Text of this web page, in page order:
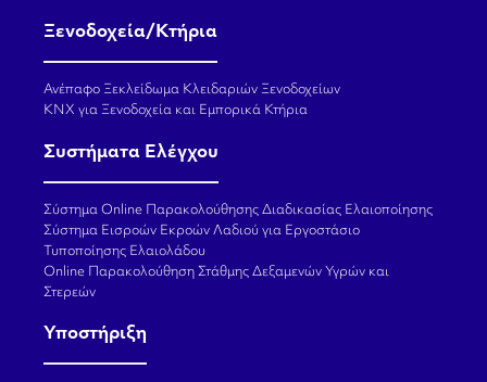
Ξενοδοχεία/Κτήρια
Ανέπαφο Ξεκλείδωμα Κλειδαριών Ξενοδοχείων
KNX για Ξενοδοχεία και Εμπορικά Κτήρια
Συστήματα Ελέγχου
Σύστημα Online Παρακολούθησης Διαδικασίας Ελαιοποίησης
Σύστημα Εισροών Εκροών Λαδιού για Εργοστάσιο
Τυποποίησης Ελαιολάδου
Online Παρακολούθηση Στάθμης Δεξαμενών Υγρών και
Στερεών
Υποστήριξη